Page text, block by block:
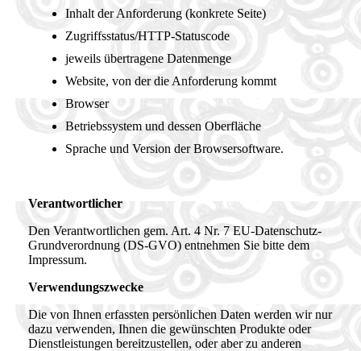
Inhalt der Anforderung (konkrete Seite)
Zugriffsstatus/HTTP-Statuscode
jeweils übertragene Datenmenge
Website, von der die Anforderung kommt
Browser
Betriebssystem und dessen Oberfläche
Sprache und Version der Browsersoftware.
Verantwortlicher
Den Verantwortlichen gem. Art. 4 Nr. 7 EU-Datenschutz-
Grundverordnung (DS-GVO) entnehmen Sie bitte dem
Impressum.
Verwendungszwecke
Die von Ihnen erfassten persönlichen Daten werden wir nur
dazu verwenden, Ihnen die gewünschten Produkte oder
Dienstleistungen bereitzustellen, oder aber zu anderen